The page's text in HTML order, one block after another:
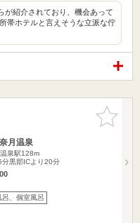
が紹介されており、機会あって
帯ホテルと言えそうな立派な佇
お気に入
りに追加
月温泉
泉駅128m
分黒部ICより20分
呂、個室風呂